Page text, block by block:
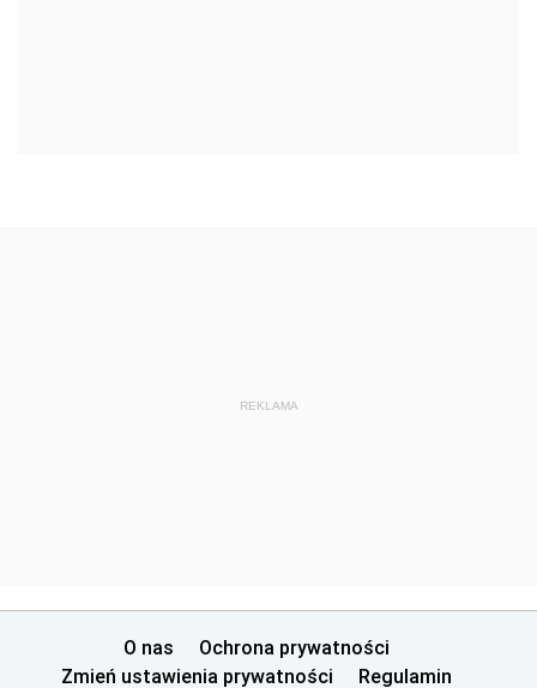
REKLAMA
O nas
Ochrona prywatności
Zmień ustawienia prywatności
Regulamin